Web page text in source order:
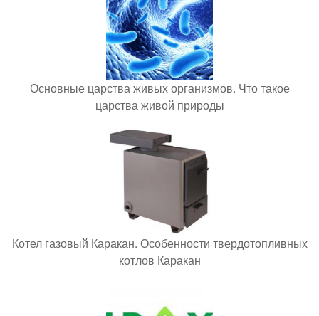
Основные царства живых организмов. Что такое
царства живой природы
Котел газовый Каракан. Особенности твердотопливных
котлов Каракан